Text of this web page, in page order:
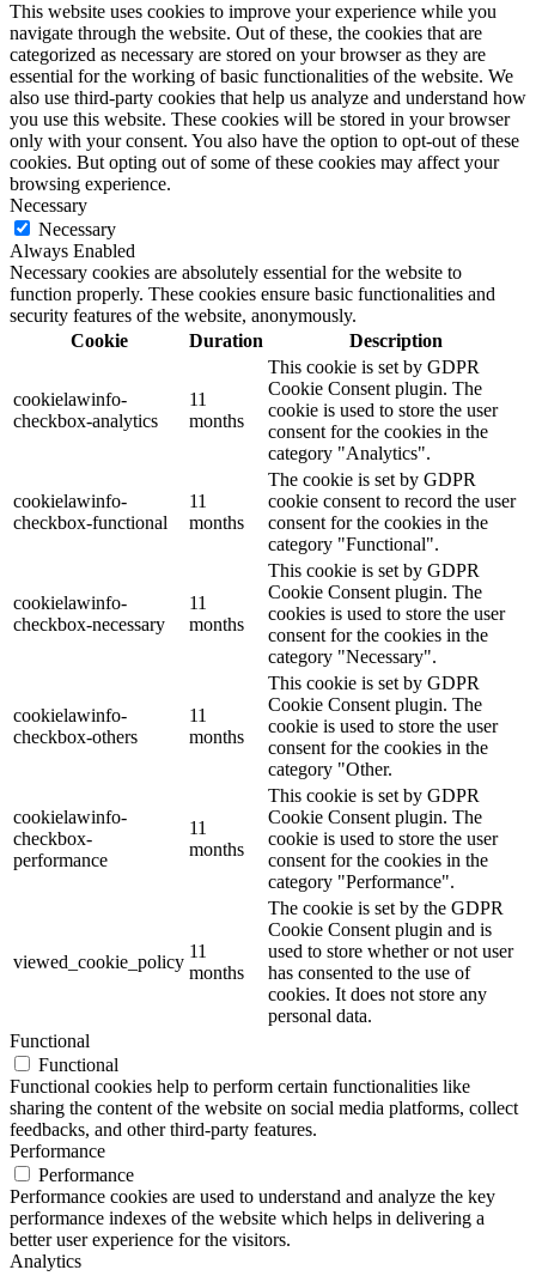
This website uses cookies to improve your experience while you
navigate through the website. Out of these, the cookies that are
categorized as necessary are stored on your browser as they are
essential for the working of basic functionalities of the website. We
also use third-party cookies that help us analyze and understand how
you use this website. These cookies will be stored in your browser
only with your consent. You also have the option to opt-out of these
cookies. But opting out of some of these cookies may affect your
browsing experience.
Necessary
Necessary
Always Enabled
Necessary cookies are absolutely essential for the website to
function properly. These cookies ensure basic functionalities and
security features of the website, anonymously.
Cookie
Duration Description
cookielawinfo-
checkbox-analytics
11
months
This cookie is set by GDPR
Cookie Consent plugin. The
cookie is used to store the user
consent for the cookies in the
category "Analytics".
cookielawinfo-
checkbox-functional
11
months
The cookie is set by GDPR
cookie consent to record the user
consent for the cookies in the
category "Functional".
cookielawinfo-
checkbox-necessary
11
months
This cookie is set by GDPR
Cookie Consent plugin. The
cookies is used to store the user
consent for the cookies in the
category "Necessary".
cookielawinfo-
checkbox-others
11
months
This cookie is set by GDPR
Cookie Consent plugin. The
cookie is used to store the user
consent for the cookies in the
category "Other.
cookielawinfo-
checkbox-
performance
11
months
This cookie is set by GDPR
Cookie Consent plugin. The
cookie is used to store the user
consent for the cookies in the
category "Performance".
viewed_cookie_policy
11
months
The cookie is set by the GDPR
Cookie Consent plugin and is
used to store whether or not user
has consented to the use of
cookies. It does not store any
personal data.
Functional
Functional
Functional cookies help to perform certain functionalities like
sharing the content of the website on social media platforms, collect
feedbacks, and other third-party features.
Performance
Performance
Performance cookies are used to understand and analyze the key
performance indexes of the website which helps in delivering a
better user experience for the visitors.
Analytics